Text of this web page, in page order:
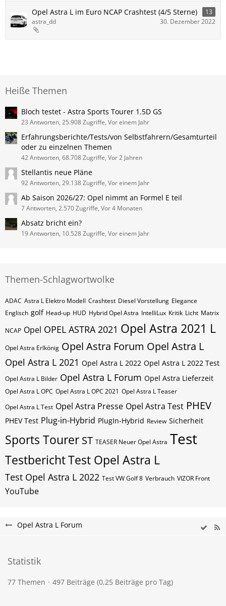
Opel Astra L im Euro NCAP Crashtest (4/5 Sterne)
13
astra_dd
30. Dezember 2022
Heiße Themen
Bloch testet - Astra Sports Tourer 1.5D GS
23 Antworten, 25.908 Zugriffe, Vor einem Jahr
Erfahrungsberichte/Tests/von Selbstfahrern/Gesamturteil
oder zu einzelnen Themen
42 Antworten, 68.708 Zugriffe, Vor 2 Jahren
Stellantis neue Pläne
92 Antworten, 29.138 Zugriffe, Vor einem Jahr
Ab Saison 2026/27: Opel nimmt an Formel E teil
7 Antworten, 2.570 Zugriffe, Vor 4 Monaten
Absatz bricht ein?
19 Antworten, 10.528 Zugriffe, Vor einem Jahr
Themen-Schlagwortwolke
ADAC Astra L Elektro Modell Crashtest Diesel Vorstellung Elegance
Englisch golf Head-up HUD Hybrid Opel Astra IntelliLux Kritik Licht Matrix
NCAP Opel OPEL ASTRA 2021 Opel Astra 2021 L
Opel Astra Erlkönig Opel Astra Forum Opel Astra L
Opel Astra L 2021 Opel Astra L 2022 Opel Astra L 2022 Test
Opel Astra L Bilder Opel Astra L Forum Opel Astra Lieferzeit
Opel Astra L OPC Opel Astra L OPC 2021 Opel Astra L Teaser
Opel Astra L Test Opel Astra Presse Opel Astra Test PHEV
PHEV Test Plug-in-Hybrid PlugIn-Hybrid Review Sicherheit
Sports Tourer ST TEASER Neuer Opel Astra Test
TestberichtTest Opel Astra L
Test Opel Astra L 2022 Test VW Golf 8 Verbrauch VIZOR Front
YouTube
Opel Astra L Forum
Statistik
77 Themen 497 Beiträge (0,25 Beiträge pro Tag)